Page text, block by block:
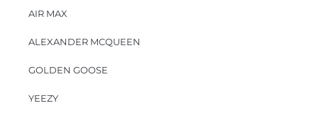
AIR MAX
ALEXANDER MCQUEEN
GOLDEN GOOSE
YEEZY